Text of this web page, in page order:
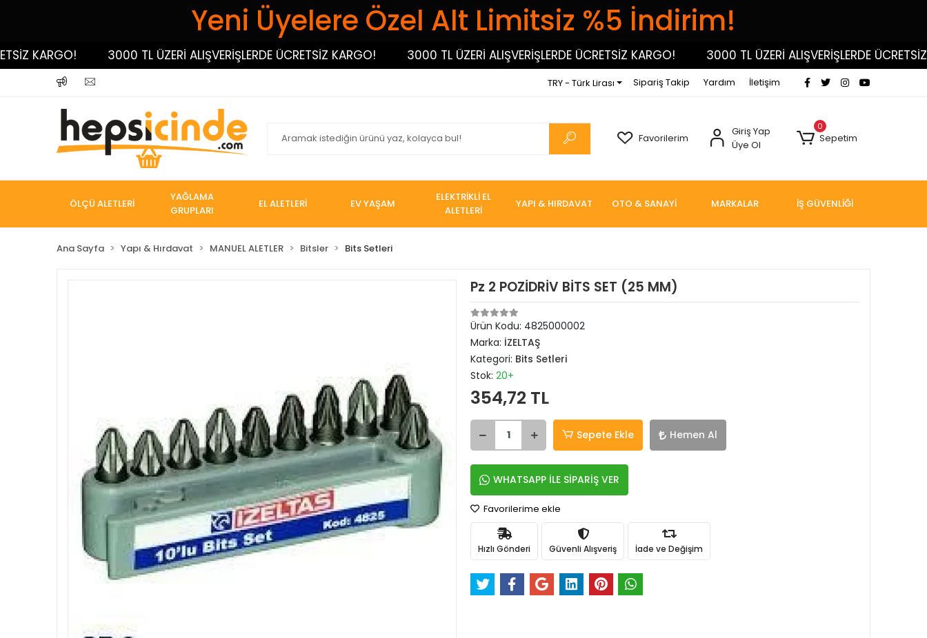
Yeni Üyelere Özel Alt Limitsiz %5 İndirim!
KARGO! 3000 TL ÜZERİ ALIŞVERİŞLERDE ÜCRETSİZ KARGO! 3000 TL ÜZERİ ALIŞVERİŞLERDE ÜCRETSİZ KARGO! 3000 TL ÜZERİ ALIŞVERİŞLERDE ÜCRETSİZ
TRY - Türk Lirası Sipariş Takip Yardım İletişim
Favorilerim
Giriş Yap
Üye Ol
0
Sepetim
ÖLÇÜ ALETLERİ
YAĞLAMA
GRUPLARI
EL ALETLERİ EV YAŞAM
ELEKTRİKLİ EL
ALETLERİ
YAPI & HIRDAVAT OTO & SANAYİ MARKALAR İŞ GÜVENLİĞİ
Ana Sayfa Yapı & Hırdavat MANUEL ALETLER Bitsler Bits Setleri
Pz 2 POZİDRİV BİTS SET (25 MM)
Ürün Kodu: 4825000002
Marka: İZELTAŞ
Kategori: Bits Setleri
Stok: 20+
354,72 TL
Sepete Ekle Hemen Al
WHATSAPP İLE SİPARİŞ VER
Favorilerime ekle
Hızlı Gönderi Güvenli Alışveriş İade ve Değişim